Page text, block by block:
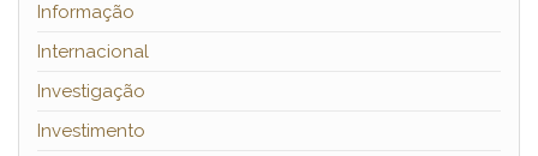
Informação
Internacional
Investigação
Investimento